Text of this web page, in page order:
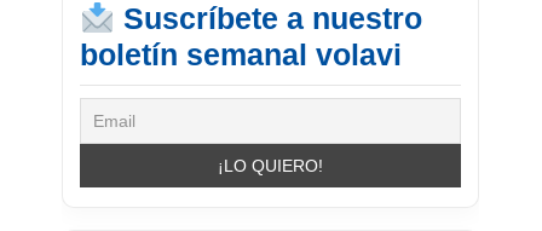
Suscríbete a nuestro
boletín semanal volavi